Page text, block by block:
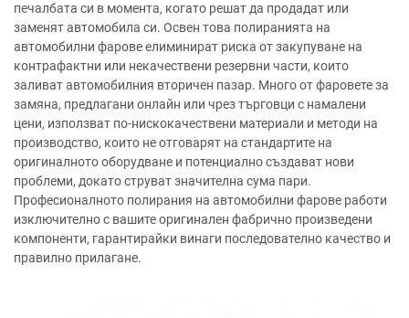
печалбата си в момента, когато решат да продадат или
заменят автомобила си. Освен това полиранията на
автомобилни фарове елиминират риска от закупуване на
контрафактни или некачествени резервни части, които
заливат автомобилния вторичен пазар. Много от фаровете за
замяна, предлагани онлайн или чрез търговци с намалени
цени, използват по-нискокачествени материали и методи на
производство, които не отговарят на стандартите на
оригиналното оборудване и потенциално създават нови
проблеми, докато струват значителна сума пари.
Професионалното полирания на автомобилни фарове работи
изключително с вашите оригинален фабрично произведени
компоненти, гарантирайки винаги последователно качество и
правилно прилагане.